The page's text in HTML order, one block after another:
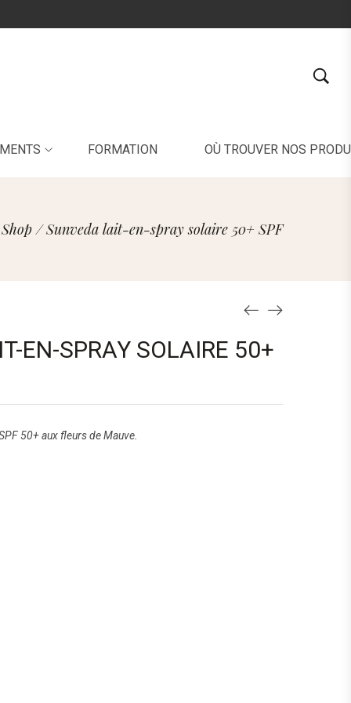
FORMATION OÙ TROUVER NOS
Shop / Sunveda lait-en-spray solaire 50+ SPF
EN-SPRAY SOLAIRE 50+
50+ aux fleurs de Mauve.